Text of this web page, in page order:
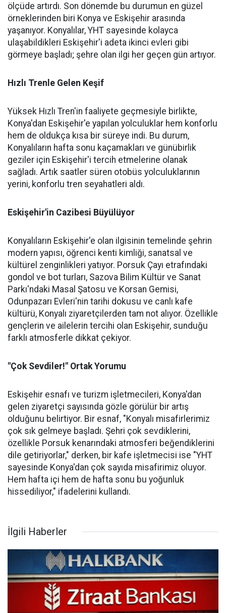
ölçüde artırdı. Son dönemde bu durumun en güzel
örneklerinden biri Konya ve Eskişehir arasında
yaşanıyor. Konyalılar, YHT sayesinde kolayca
ulaşabildikleri Eskişehir'i adeta ikinci evleri gibi
görmeye başladı; şehre olan ilgi her geçen gün artıyor.
Hızlı Trenle Gelen Keşif
Yüksek Hızlı Tren'in faaliyete geçmesiyle birlikte,
Konya'dan Eskişehir'e yapılan yolculuklar hem konforlu
hem de oldukça kısa bir süreye indi. Bu durum,
Konyalıların hafta sonu kaçamakları ve günübirlik
geziler için Eskişehir'i tercih etmelerine olanak
sağladı. Artık saatler süren otobüs yolculuklarının
yerini, konforlu tren seyahatleri aldı.
Eskişehir'in Cazibesi Büyülüyor
Konyalıların Eskişehir'e olan ilgisinin temelinde şehrin
modern yapısı, öğrenci kenti kimliği, sanatsal ve
kültürel zenginlikleri yatıyor. Porsuk Çayı etrafındaki
gondol ve bot turları, Sazova Bilim Kültür ve Sanat
Parkı'ndaki Masal Şatosu ve Korsan Gemisi,
Odunpazarı Evleri'nin tarihi dokusu ve canlı kafe
kültürü, Konyalı ziyaretçilerden tam not alıyor. Özellikle
gençlerin ve ailelerin tercihi olan Eskişehir, sunduğu
farklı atmosferle dikkat çekiyor.
"Çok Sevdiler!" Ortak Yorumu
Eskişehir esnafı ve turizm işletmecileri, Konya'dan
gelen ziyaretçi sayısında gözle görülür bir artış
olduğunu belirtiyor. Bir esnaf, "Konyalı misafirlerimiz
çok sık gelmeye başladı. Şehri çok sevdiklerini,
özellikle Porsuk kenarındaki atmosferi beğendiklerini
dile getiriyorlar," derken, bir kafe işletmecisi ise "YHT
sayesinde Konya'dan çok sayıda misafirimiz oluyor.
Hem hafta içi hem de hafta sonu bu yoğunluk
hissediliyor," ifadelerini kullandı.
İlgili Haberler